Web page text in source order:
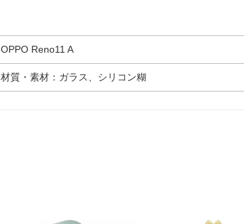
OPPO Reno11 A
材質・素材：ガラス、シリコン糊